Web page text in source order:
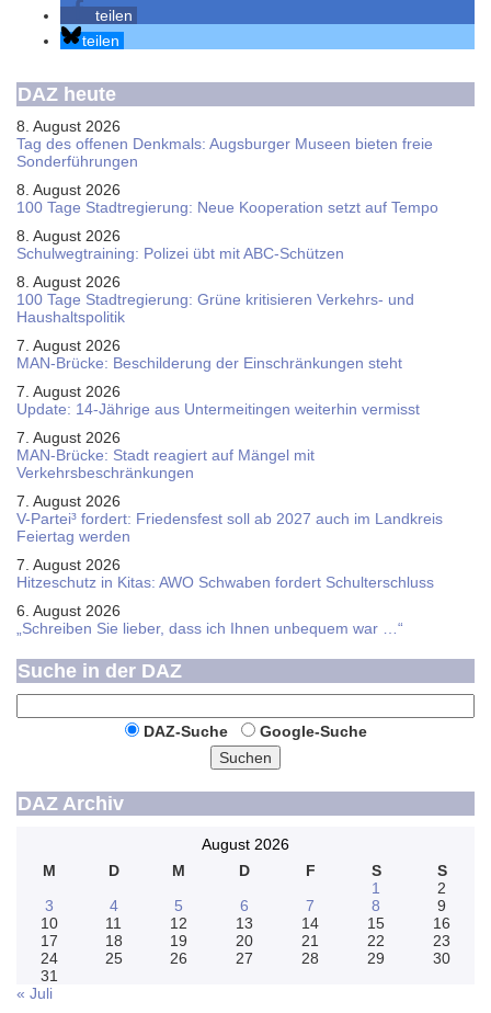
teilen
teilen
DAZ heute
8. August 2026
Tag des offenen Denkmals: Augsburger Museen bieten freie
Sonderführungen
8. August 2026
100 Tage Stadtregierung: Neue Kooperation setzt auf Tempo
8. August 2026
Schul­weg­trai­ning: Poli­zei übt mit ABC-Schüt­zen
8. August 2026
100 Tage Stadtregierung: Grüne kritisieren Verkehrs- und
Haushaltspolitik
7. August 2026
MAN-Brücke: Beschilderung der Einschränkungen steht
7. August 2026
Update: 14-Jährige aus Untermeitingen weiterhin vermisst
7. August 2026
MAN-Brücke: Stadt reagiert auf Mängel mit
Verkehrsbeschränkungen
7. August 2026
V-Partei­³ fordert: Friedens­fest soll ab 2027 auch im Land­kreis
Feier­tag werden
7. August 2026
Hitzeschutz in Kitas: AWO Schwaben fordert Schulterschluss
6. August 2026
„Schreiben Sie lieber, dass ich Ihnen unbequem war …“
Suche in der DAZ
DAZ-Suche
Google-Suche
Suchen
DAZ Archiv
August 2026
M
D M D F S
S
1
2
3
4 5 6 7 8
9
10
11 12 13 14 15
16
17
18 19 20 21 22
23
24
25 26 27 28 29
30
31
« Juli